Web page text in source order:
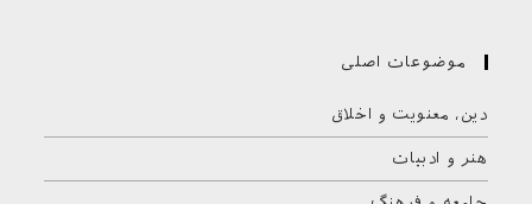
موضوعات اصلی
دین، معنویت و اخلاق
هنر و ادبیات